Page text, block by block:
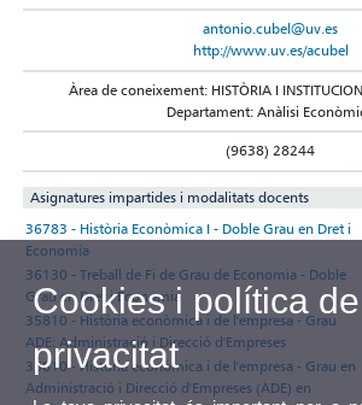
antonio.cubel@uv.es
http://www.uv.es/acubel
Àrea de coneixement: HISTÒRIA I
Departament: Anàlisi
(9638) 28244
Asignatures impartides i modalitats docents
36783 - Història Econòmica I - Doble Grau en Dret i
Economia
36130 - Treball de Fi de Grau de Economia - Doble
Grau en Dret i Economia
35810 - Història econòmica i de l'empresa - Grau
ADE: Administració i Direcció d'Empreses
35810 - Història econòmica i de l'empresa - Grau en
Administració i Direcció d'Empreses (ADE) en
Cookies i política de
privacitat